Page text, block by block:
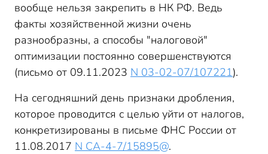
вообще нельзя закрепить в НК РФ. Ведь
факты хозяйственной жизни очень
разнообразны, а способы "налоговой"
оптимизации постоянно совершенствуются
(письмо от 09.11.2023 N 03-02-07/107221).
На сегодняшний день признаки дробления,
которое проводится с целью уйти от налогов,
конкретизированы в письме ФНС России от
11.08.2017 N СА-4-7/15895@.